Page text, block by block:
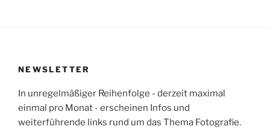
NEWSLETTER
In unregelmäßiger Reihenfolge - derzeit maximal
einmal pro Monat - erscheinen Infos und
weiterführende links rund um das Thema Fotografie.